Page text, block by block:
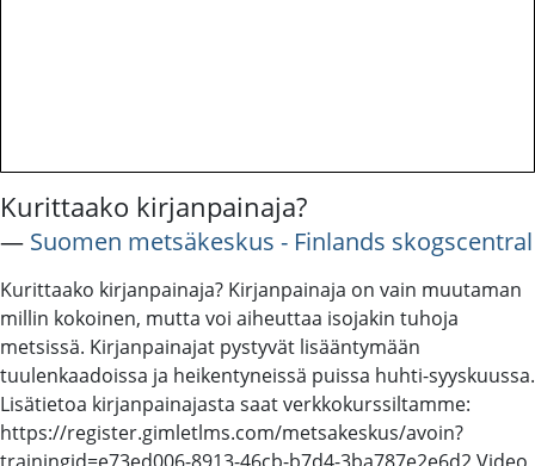
Kurittaako kirjanpainaja?
― Suomen metsäkeskus - Finlands skogscentral
Kurittaako kirjanpainaja? Kirjanpainaja on vain muutaman
millin kokoinen, mutta voi aiheuttaa isojakin tuhoja
metsissä. Kirjanpainajat pystyvät lisääntymään
tuulenkaadoissa ja heikentyneissä puissa huhti-syyskuussa.
Lisätietoa kirjanpainajasta saat verkkokurssiltamme:
https://register.gimletlms.com/metsakeskus/avoin?